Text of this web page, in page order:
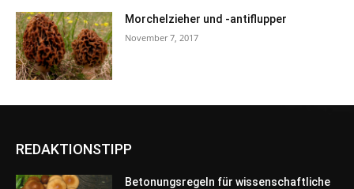
Morchelzieher und -antiflupper
November 7, 2017
REDAKTIONSTIPP
Betonungsregeln für wissenschaftliche